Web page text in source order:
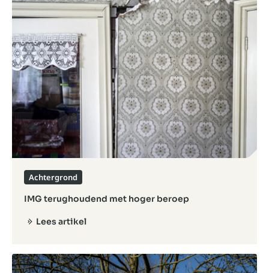
IMG terughoudend met hoger beroep
Achtergrond
Lees artikel